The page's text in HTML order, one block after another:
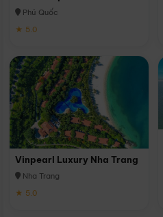
Phú Quốc
★ 5.0
Vinpearl Luxury Nha Trang
Nha Trang
★ 5.0